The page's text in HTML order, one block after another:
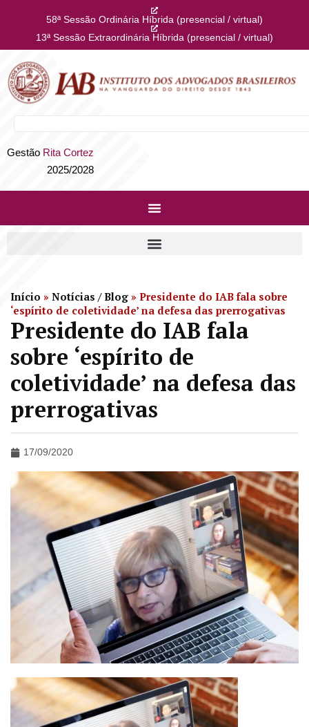
58ª Sessão Ordinária Híbrida (presencial / virtual)
13ª Sessão Extraordinária Híbrida (presencial / virtual)
Gestão Rita Cortez
2025/2028
Início » Notícias / Blog » Presidente do IAB fala sobre
‘espírito de coletividade’ na defesa das prerrogativas
Presidente do IAB fala
sobre ‘espírito de
coletividade’ na defesa das
prerrogativas
17/09/2020